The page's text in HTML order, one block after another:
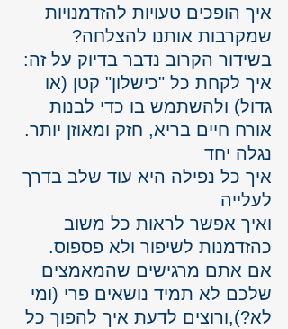
איך הופכים טעויות להזדמנויות
שמקרבות אותנו להצלחה?
בשידור הקרוב נדבר בדיוק על זה:
איך לקחת כל "כישלון" קטן (או
גדול) ולהשתמש בו כדי לבנות
אורח חיים בריא, חזק ומאוזן יותר.
נגלה יחד
איך כל נפילה היא עוד שלב בדרך
לעלייה
ואיך אפשר לראות כל משוב
כהזדמנות לשיפור ולא פספוס.
אם אתם מרגישים שהמאמצים
שלכם לא תמיד נושאים פרי (ומי
לא?),ורוצים לדעת איך להפוך כל